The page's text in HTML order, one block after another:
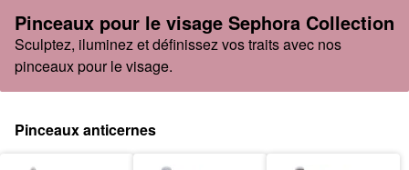
Pinceaux pour le visage Sephora Collection
Sculptez, iluminez et définissez vos traits avec nos
pinceaux pour le visage.
Pinceaux anticernes